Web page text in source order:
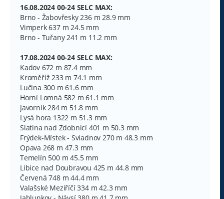
16.08.2024 00-24 SELC MAX:
Brno - Žabovřesky 236 m 28.9 mm
Vimperk 637 m 24.5 mm
Brno - Tuřany 241 m 11.2 mm
17.08.2024 00-24 SELC MAX:
Kadov 672 m 87.4 mm
Kroměříž 233 m 74.1 mm
Lučina 300 m 61.6 mm
Horní Lomná 582 m 61.1 mm
Javorník 284 m 51.8 mm
Lysá hora 1322 m 51.3 mm
Slatina nad Zdobnicí 401 m 50.3 mm
Frýdek-Místek - Sviadnov 270 m 48.3 mm
Opava 268 m 47.3 mm
Temelín 500 m 45.5 mm
Libice nad Doubravou 425 m 44.8 mm
Červená 748 m 44.4 mm
Valašské Meziříčí 334 m 42.3 mm